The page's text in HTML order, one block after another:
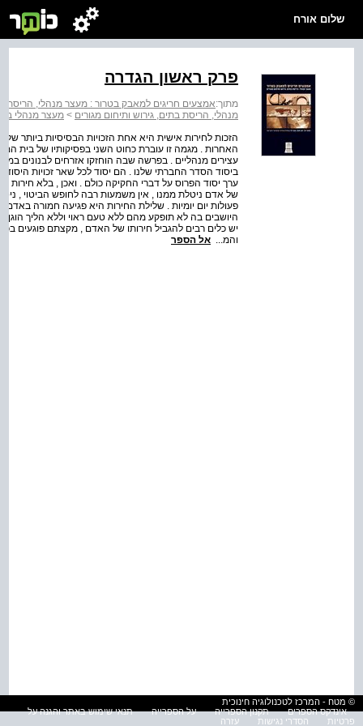
שלום אורח
פרק ראשון הגדרה
מתוך:אמצעים חריגים למאבק בטרור : מעצר מנהלי, הריסת
מנהלי, הריסת בתים, גירוש ותיחום מגורים > מעצר מנהלי
הזכות לחירות אישית היא אחת הזכויות הבסיסיות ביותר של
האחרות . מגמה זו עוברת כחוט השני בפסיקותיו של בית
עצירים מנהליים . בפרשה שבה הוחזקו אזרחים לבנונים
ביסוד הסדר החברתי שלנו . הם יסוד לכל שאר זכויות
ערך יסוד הפרוס על דברי החקיקה כולם . ואכן , בלא חירות
של אדם ניטלת ממנו , אין משמעות רבה לחופש הביטוי ,
פעולות יום יומיות . שלילת החירות היא פגיעה חמורה
היושבים בה לא תופקע מהם ללא טעם ראוי וללא הליך
יש כלים רבים להגביל חירותו של האדם , מקצתם פוגעים
והמ... אל הספר
© מטח - המרכז לטכנולוגיה חינוכית
אינדקס הספרים
תקנון הספרייה על הספרייה
תנאי שימוש באתר והגנה על
פרטיות
הסדרי נגישות עזרה